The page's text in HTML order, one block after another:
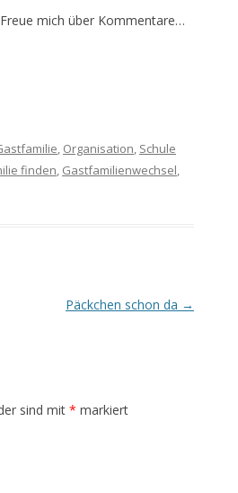
mich über Kommentare…
, Organisation, Schule
finden, Gastfamilienwechsel,
Päckchen schon da →
sind mit * markiert